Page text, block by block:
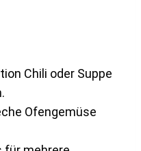
Chili oder Suppe
Ofengemüse